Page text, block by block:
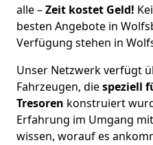
alle –Zeit kostet Geld!
besten Angebote in
Verfügung stehen in
Unser Netzwerk verfügt
Fahrzeugen, diespeziell
Tresoren konstruiert
Erfahrung im Umgang
wissen, worauf es